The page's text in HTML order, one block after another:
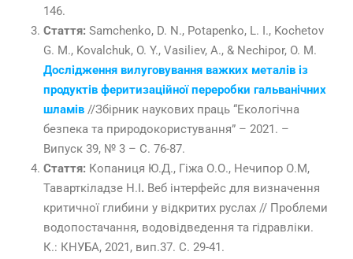
146.
Стаття: Samchenko, D. N., Potapenko, L. I., Kochetov
G. М., Kovalchuk, O. Y., Vasiliev, A., & Nechipor, O. M.
Дослідження вилуговування важких металів із
продуктів феритизаційної переробки гальванічних
шламів //Збірник наукових праць “Екологічна
безпека та природокористування” – 2021. –
Випуск 39, № 3 – С. 76-87.
Стаття: Копаниця Ю.Д., Гіжа О.О., Нечипор О.М,
Таварткіладзе Н.І. Веб інтерфейс для визначення
критичної глибини у відкритих руслах // Проблеми
водопостачання, водовідведення та гідравліки.
К.: КНУБА, 2021, вип.37. С. 29-41.